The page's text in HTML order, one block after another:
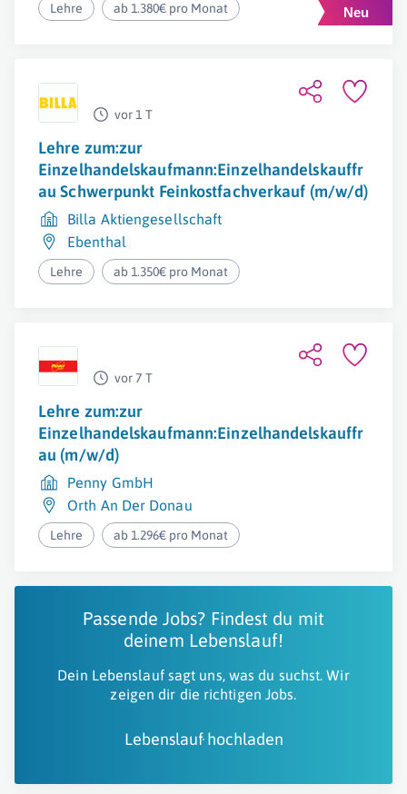
Lehre ab 1.380€ pro Monat
vor 1 T
Lehre zum:zur
Einzelhandelskaufmann:Einzelhandelskauffr
au Schwerpunkt Feinkostfachverkauf (m/w/d)
Billa Aktiengesellschaft
Ebenthal
Lehre ab 1.350€ pro Monat
vor 7 T
Lehre zum:zur
Einzelhandelskaufmann:Einzelhandelskauffr
au (m/w/d)
Penny GmbH
Orth An Der Donau
Lehre ab 1.296€ pro Monat
Passende Jobs? Findest du mit
deinem Lebenslauf!
Dein Lebenslauf sagt uns, was du suchst. Wir
zeigen dir die richtigen Jobs.
Lebenslauf hochladen